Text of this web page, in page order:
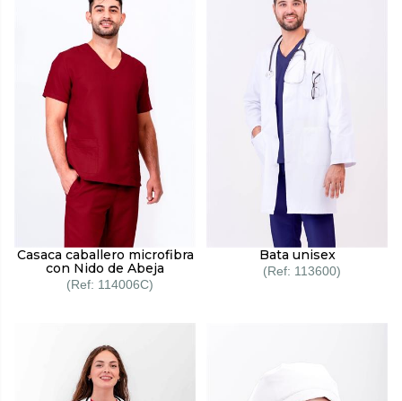
Casaca caballero microfibra
con Nido de Abeja
114006C
Bata unisex
113600